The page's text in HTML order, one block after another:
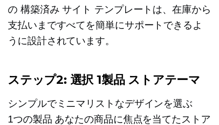
の 構築済み サイト テンプレートは、在庫から
支払いまですべてを簡単にサポートできるよ
うに設計されています。
ステップ2: 選択 1製品ストアテーマ
シンプルでミニマリストなデザインを選ぶ
1つの製品 あなたの商品に焦点を当てたストア